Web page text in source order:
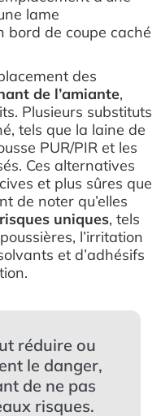
lame
bord de coupe caché
des
de l’amiante,
Plusieurs substituts
tels que la laine de
PUR/PIR et les
Ces alternatives
et plus sûres que
de noter qu’elles
uniques, tels
l’irritation
et d’adhésifs
réduire ou
le danger,
de ne pas
risques.